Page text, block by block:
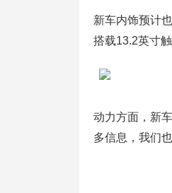
新车内饰预计
搭载13.2英寸
动力方面，新
多信息，我们